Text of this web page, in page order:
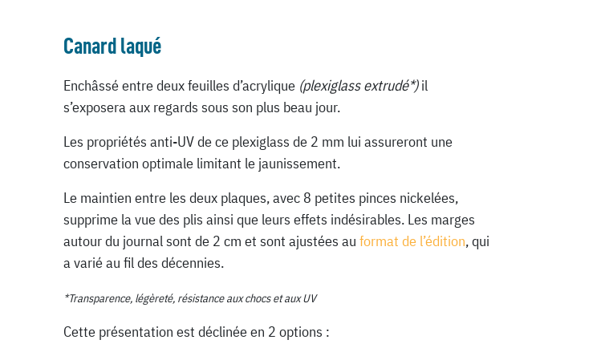
Canard laqué
Enchâssé entre deux feuilles d’acrylique (plexiglass extrudé*)il
s’exposera aux regards sous son plus beau jour.
Les propriétés anti-UV de ce plexiglass de 2 mm lui assureront une
conservation optimale limitant le jaunissement.
Le maintien entre les deux plaques, avec 8 petites pinces nickelées,
supprime la vue des plis ainsi que leurs effets indésirables. Les marges
autour du journal sont de 2 cm et sont ajustées au format de l’édition, qui
a varié au fil des décennies.
*Transparence, légèreté, résistance aux chocs et aux UV
Cette présentation est déclinée en 2 options :